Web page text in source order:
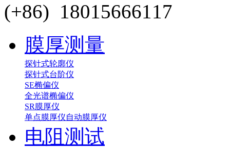
(+86) 18015666117
膜厚测量
探针式轮廓仪
探针式台阶仪
SE椭偏仪
全光谱椭偏仪
SR膜厚仪
单点膜厚仪自动膜厚仪
电阻测试